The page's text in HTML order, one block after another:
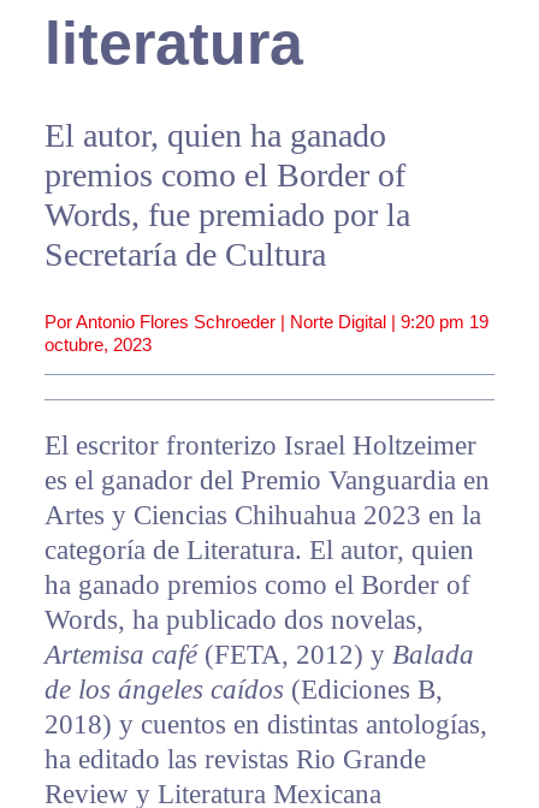
literatura
El autor, quien ha ganado
premios como el Border of
Words, fue premiado por la
Secretaría de Cultura
Por Antonio Flores Schroeder | Norte Digital | 9:20 pm 19
octubre, 2023
El escritor fronterizo Israel Holtzeimer
es el ganador del Premio Vanguardia en
Artes y Ciencias Chihuahua 2023 en la
categoría de Literatura. El autor, quien
ha ganado premios como el Border of
Words, ha publicado dos novelas,
Artemisa café(FETA, 2012) y Balada
de los ángeles caídos (Ediciones B,
2018) y cuentos en distintas antologías,
ha editado las revistas Rio Grande
Review y Literatura Mexicana